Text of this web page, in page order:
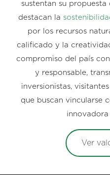
sustentan su
destacan la
por los recursos
calificado y la
compromiso del país
y responsable,
inversionistas,
que buscan vincularse
innovadora
Ver